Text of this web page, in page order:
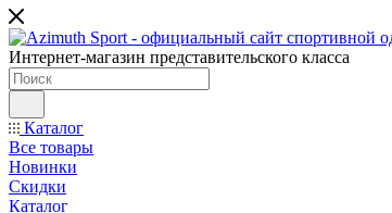
Интернет-магазин представительского класса
Каталог
Все товары
Новинки
Скидки
Каталог